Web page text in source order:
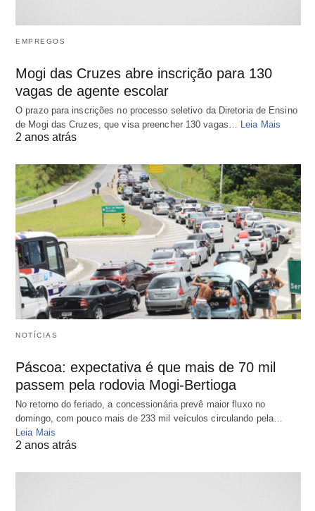
EMPREGOS
Mogi das Cruzes abre inscrição para 130
vagas de agente escolar
O prazo para inscrições no processo seletivo da Diretoria de Ensino
de Mogi das Cruzes, que visa preencher 130 vagas… Leia Mais
2 anos atrás
NOTÍCIAS
Páscoa: expectativa é que mais de 70 mil
passem pela rodovia Mogi-Bertioga
No retorno do feriado, a concessionária prevê maior fluxo no
domingo, com pouco mais de 233 mil veículos circulando pela…
Leia Mais
2 anos atrás